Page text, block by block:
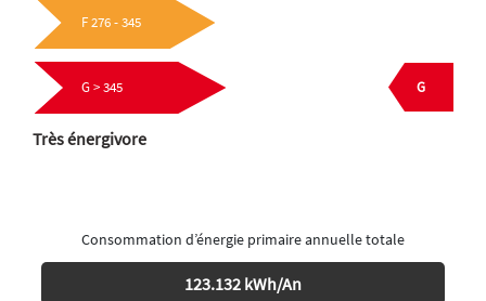
F 276 - 345
G > 345 G
Très énergivore
Consommation d’énergie primaire annuelle totale
123.132 kWh/An